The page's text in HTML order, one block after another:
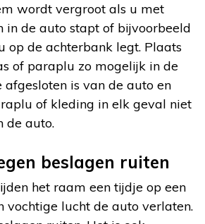
wordt vergroot als u met
in de auto stapt of bijvoorbeeld
op de achterbank legt. Plaats
of paraplu zo mogelijk in de
is van de auto en
of kleding in elk geval niet
de auto.
beslagen ruiten
het raam een tijdje op een
vochtige lucht de auto verlaten.